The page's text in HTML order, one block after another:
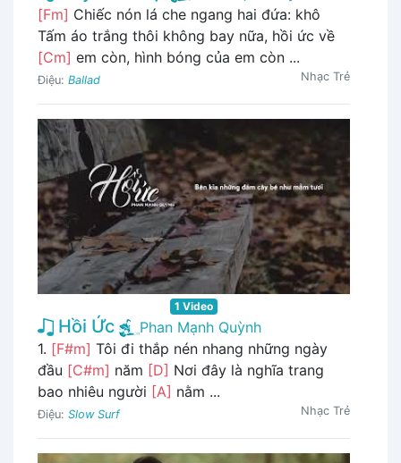
[Fm] Chiếc nón lá che ngang hai đứa: khô
Tấm áo trắng thôi không bay nữa, hồi ức về
[Cm] em còn, hình bóng của em còn ...
Điệu: Ballad Nhạc Trẻ
1 Video
Hồi Ức
Phan Mạnh Quỳnh
1. [F#m] Tôi đi thắp nén nhang những ngày
đầu [C#m] năm [D] Nơi đây là nghĩa trang
bao nhiêu người [A] nằm ...
Điệu: Slow Surf Nhạc Trẻ